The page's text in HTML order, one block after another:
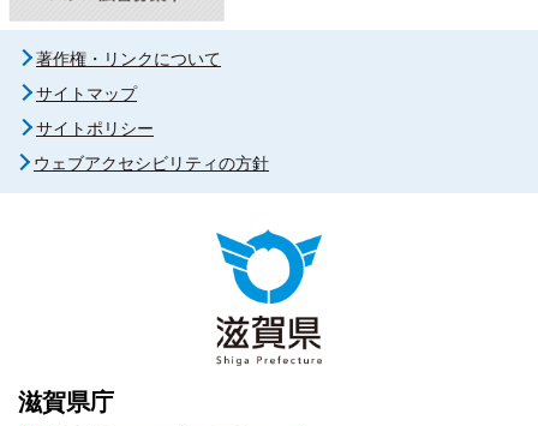
著作権・リンクについて
サイトマップ
サイトポリシー
ウェブアクセシビリティの方針
滋賀県庁